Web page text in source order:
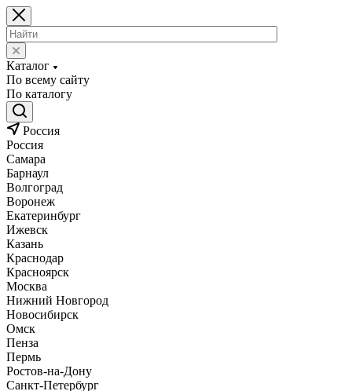
Каталог
По всему сайту
По каталогу
Россия
Россия
Самара
Барнаул
Волгоград
Воронеж
Екатеринбург
Ижевск
Казань
Краснодар
Красноярск
Москва
Нижний Новгород
Новосибирск
Омск
Пенза
Пермь
Ростов-на-Дону
Санкт-Петербург